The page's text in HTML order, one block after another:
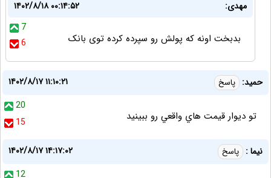
مهدی:
۱۴۰۲/۸/۱۸ ۰۰:۱۴:۵۲
7
6
بدبخت اونه که پولش رو سپرده کرده توی بانک
حميد: پاسخ
۱۴۰۲/۸/۱۷ ۱۱:۱۰:۲۱
20
15
تو ديوار قيمت هاي واقعي رو ببينيد
نیما : پاسخ
۱۴۰۲/۸/۱۷ ۱۴:۱۷:۰۲
12